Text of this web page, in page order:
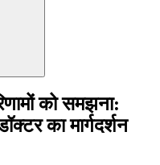
को समझना:
का मार्गदर्शन